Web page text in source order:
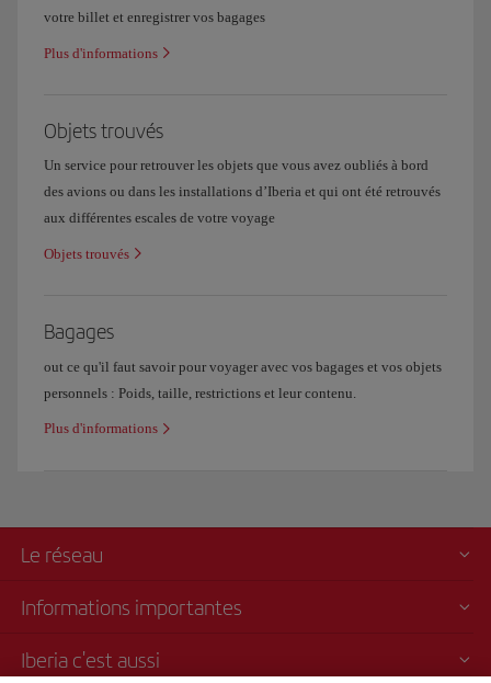
votre billet et enregistrer vos bagages
Plus d'informations
Objets trouvés
Un service pour retrouver les objets que vous avez oubliés à bord
des avions ou dans les installations d’Iberia et qui ont été retrouvés
aux différentes escales de votre voyage
Objets trouvés
Bagages
out ce qu'il faut savoir pour voyager avec vos bagages et vos objets
personnels : Poids, taille, restrictions et leur contenu.
Plus d'informations
Le réseau
Informations importantes
Iberia c'est aussi